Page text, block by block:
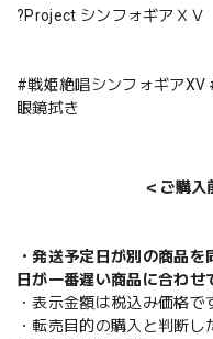
?Project シンフォギアＸＶ
#戦姫絶唱シンフォギア
眼鏡拭き
＜ご購入
・発送予定日が別の商品
日が一番遅い商品に合わせ
・表示金額は税込み価格で
・転売目的の購入と判断